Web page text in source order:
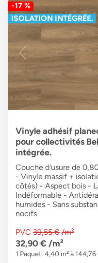
-17 %
ISOLATION INTÉGRÉE.
Vinyle adhésif
pour collectivités
intégrée.
Couche d'usure de
- Vinyle massif +
côtés) - Aspect bois -
Indéformable -
humides - Sans
nocifs
PVC 39,55 € /m²
32,90 € /m²
1 Paquet: 4,40 m² à 144,76